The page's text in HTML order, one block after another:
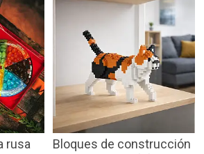
rusa
Bloques de construcción